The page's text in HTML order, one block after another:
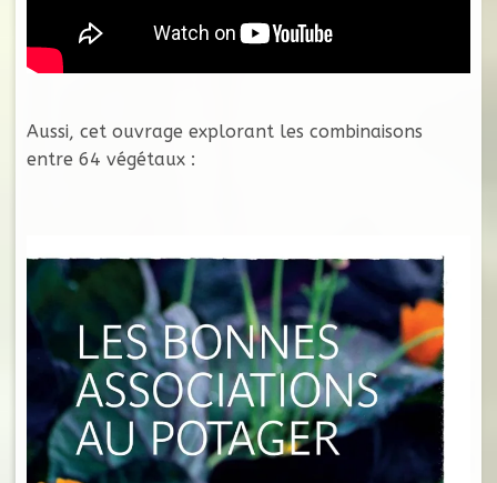
Aussi, cet ouvrage explorant les combinaisons
entre 64 végétaux :